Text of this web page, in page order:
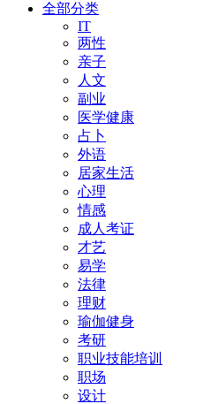
全部分类
IT
两性
亲子
人文
副业
医学健康
占卜
外语
居家生活
心理
情感
成人考证
才艺
易学
法律
理财
瑜伽健身
考研
职业技能培训
职场
设计